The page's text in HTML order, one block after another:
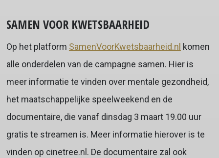
SAMEN VOOR KWETSBAARHEID
Op het platform SamenVoorKwetsbaarheid.nl komen
alle onderdelen van de campagne samen. Hier is
meer informatie te vinden over mentale gezondheid,
het maatschappelijke speelweekend en de
documentaire, die vanaf dinsdag 3 maart 19.00 uur
gratis te streamen is. Meer informatie hierover is te
vinden op cinetree.nl. De documentaire zal ook